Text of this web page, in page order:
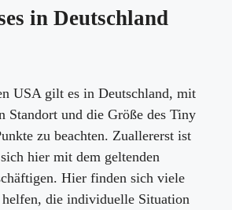
in Deutschland
USA gilt es in Deutschland, mit
Standort und die Größe des Tiny
zu beachten. Zuallererst ist
hier mit dem geltenden
Hier finden sich viele
die individuelle Situation